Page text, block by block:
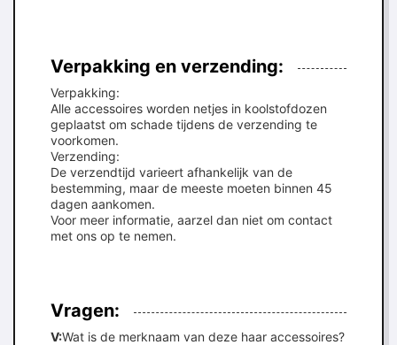
Verpakking en verzending:
Verpakking:
Alle accessoires worden netjes in koolstofdozen
geplaatst om schade tijdens de verzending te
voorkomen.
Verzending:
De verzendtijd varieert afhankelijk van de
bestemming, maar de meeste moeten binnen 45
dagen aankomen.
Voor meer informatie, aarzel dan niet om contact
met ons op te nemen.
Vragen:
V:Wat is de merknaam van deze haar accessoires?